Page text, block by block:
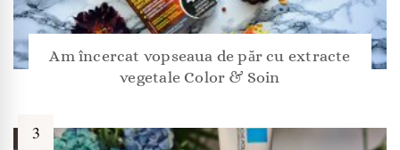
Am încercat vopseaua de păr cu extracte
vegetale Color & Soin